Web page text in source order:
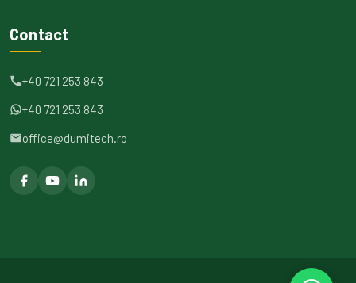
Contact
+40 721 253 843
+40 721 253 843
office@dumitech.ro